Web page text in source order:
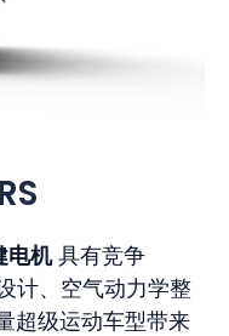
电机具有竞争
计、空气动力学整
超级运动车型带来